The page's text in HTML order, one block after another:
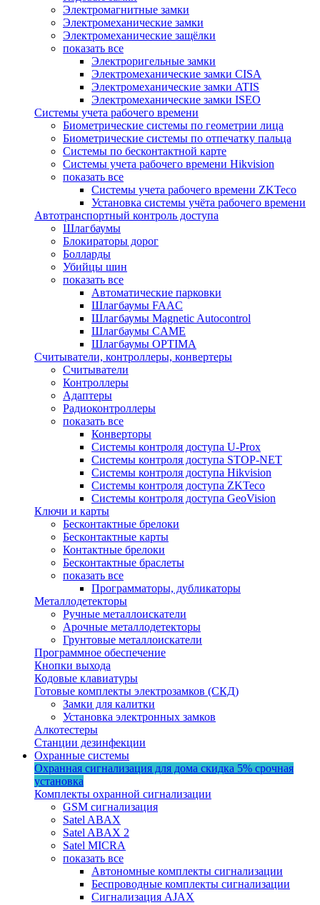
Электромагнитные замки
Электромеханические замки
Электромеханические защёлки
показать все
Электроригельные замки
Электромеханические замки CISA
Электромеханические замки ATIS
Электромеханические замки ISEO
Системы учета рабочего времени
Биометрические системы по геометрии лица
Биометрические системы по отпечатку пальца
Системы по бесконтактной карте
Системы учета рабочего времени Hikvision
показать все
Системы учета рабочего времени ZKTeco
Установка системы учёта рабочего времени
Автотранспортный контроль доступа
Шлагбаумы
Блокираторы дорог
Болларды
Убийцы шин
показать все
Автоматические парковки
Шлагбаумы FAAC
Шлагбаумы Magnetic Autocontrol
Шлагбаумы CAME
Шлагбаумы OPTIMA
Считыватели, контроллеры, конвертеры
Считыватели
Контроллеры
Адаптеры
Радиоконтроллеры
показать все
Конверторы
Системы контроля доступа U-Prox
Системы контроля доступа STOP-NET
Системы контроля доступа Hikvision
Системы контроля доступа ZKTeco
Системы контроля доступа GeoVision
Ключи и карты
Бесконтактные брелоки
Бесконтактные карты
Контактные брелоки
Бесконтактные браслеты
показать все
Программаторы, дубликаторы
Металлодетекторы
Ручные металлоискатели
Арочные металлодетекторы
Грунтовые металлоискатели
Программное обеспечение
Кнопки выхода
Кодовые клавиатуры
Готовые комплекты электрозамков (СКД)
Замки для калитки
Установка электронных замков
Алкотестеры
Станции дезинфекции
Охранные системы
Охранная сигнализация для дома скидка 5% срочная
установка
Комплекты охранной сигнализации
GSM сигнализация
Satel ABAX
Satel ABAX 2
Satel MICRA
показать все
Автономные комплекты сигнализации
Беспроводные комплекты сигнализации
Сигнализация AJAX